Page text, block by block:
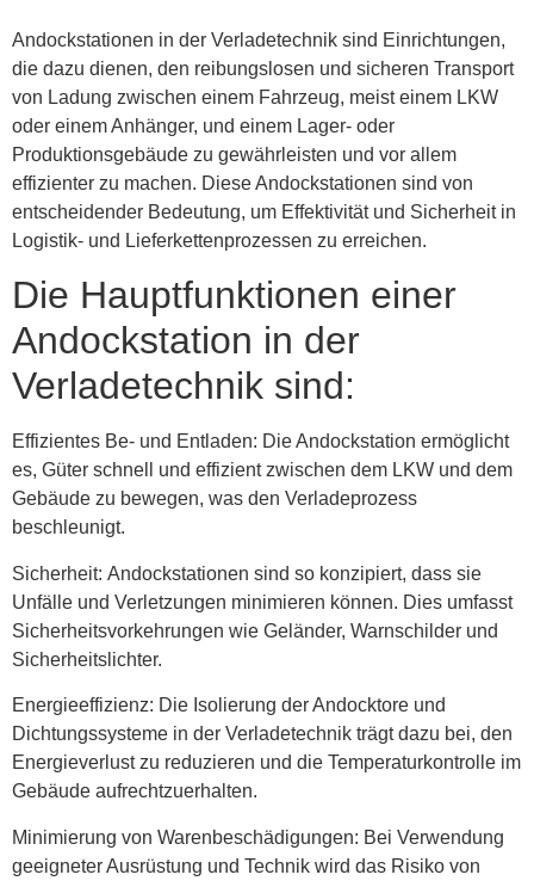
Andockstationen in der Verladetechnik sind Einrichtungen,
die dazu dienen, den reibungslosen und sicheren Transport
von Ladung zwischen einem Fahrzeug, meist einem LKW
oder einem Anhänger, und einem Lager- oder
Produktionsgebäude zu gewährleisten und vor allem
effizienter zu machen. Diese Andockstationen sind von
entscheidender Bedeutung, um Effektivität und Sicherheit in
Logistik- und Lieferkettenprozessen zu erreichen.
Die Hauptfunktionen einer
Andockstation in der
Verladetechnik sind:
Effizientes Be- und Entladen: Die Andockstation ermöglicht
es, Güter schnell und effizient zwischen dem LKW und dem
Gebäude zu bewegen, was den Verladeprozess
beschleunigt.
Sicherheit: Andockstationen sind so konzipiert, dass sie
Unfälle und Verletzungen minimieren können. Dies umfasst
Sicherheitsvorkehrungen wie Geländer, Warnschilder und
Sicherheitslichter.
Energieeffizienz: Die Isolierung der Andocktore und
Dichtungssysteme in der Verladetechnik trägt dazu bei, den
Energieverlust zu reduzieren und die Temperaturkontrolle im
Gebäude aufrechtzuerhalten.
Minimierung von Warenbeschädigungen: Bei Verwendung
geeigneter Ausrüstung und Technik wird das Risiko von